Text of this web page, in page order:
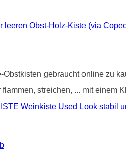
leeren Obst-Holz-Kiste (via
Obstkisten gebraucht online zu
streichen, ... mit
Weinkiste Used Look stabil